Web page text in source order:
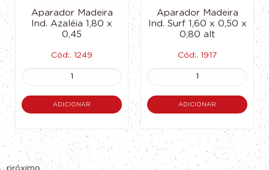
Aparador Madeira
Ind. Azaléia 1,80 x
0,45
Cód:. 1249
ADICIONAR
Aparador Madeira
Ind. Surf 1,60 x 0,50 x
0,80 alt
Cód:. 1917
ADICIONAR
próximo